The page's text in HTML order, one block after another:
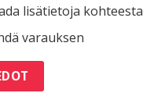
lisätietoja kohteesta
varauksen